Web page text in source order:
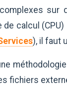
sur
de calcul
), il faut
fichiers